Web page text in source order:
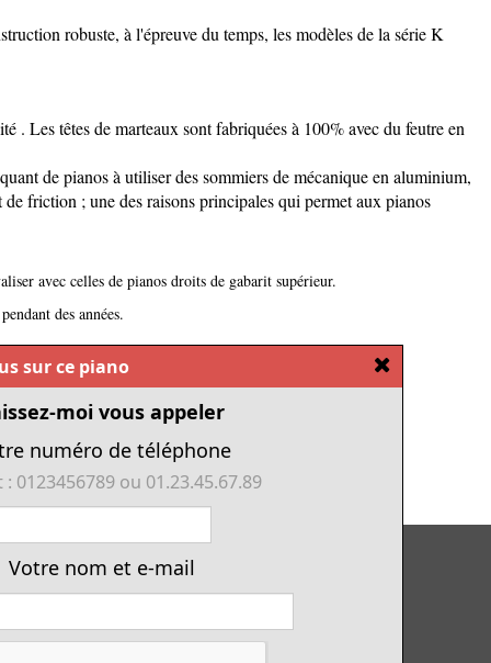
robuste, à l'épreuve du temps, les modèles de la série K
Les têtes de marteaux sont fabriquées à 100% avec du feutre en
de pianos à utiliser des sommiers de mécanique en aluminium,
friction ; une des raisons principales qui permet aux pianos
avec celles de pianos droits de gabarit supérieur.
des années.
sur ce piano
moi vous appeler
numéro de téléphone
0123456789 ou 01.23.45.67.89
Votre nom et e-mail
Tous nos pianos d'occasion
Location avec option d'achat